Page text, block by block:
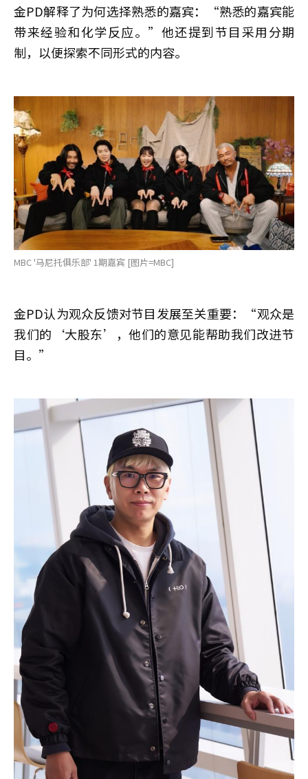
金PD解释了为何选择熟悉的嘉宾：“熟悉的嘉宾能
带来经验和化学反应。”他还提到节目采用分期
制，以便探索不同形式的内容。
MBC '马尼托俱乐部' 1期嘉宾 [图片=MBC]
金PD认为观众反馈对节目发展至关重要：“观众是
我们的‘大股东’，他们的意见能帮助我们改进节
目。”